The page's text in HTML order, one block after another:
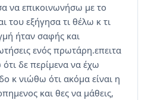
να επικοινωνήσω με το
του εξήγησα τι θέλω κ τι
ήταν σαφής και
ενός πρωτάρη.επειτα
δε περίμενα να έχω
κ νιώθω ότι ακόμα είναι η
και θες να μάθεις,